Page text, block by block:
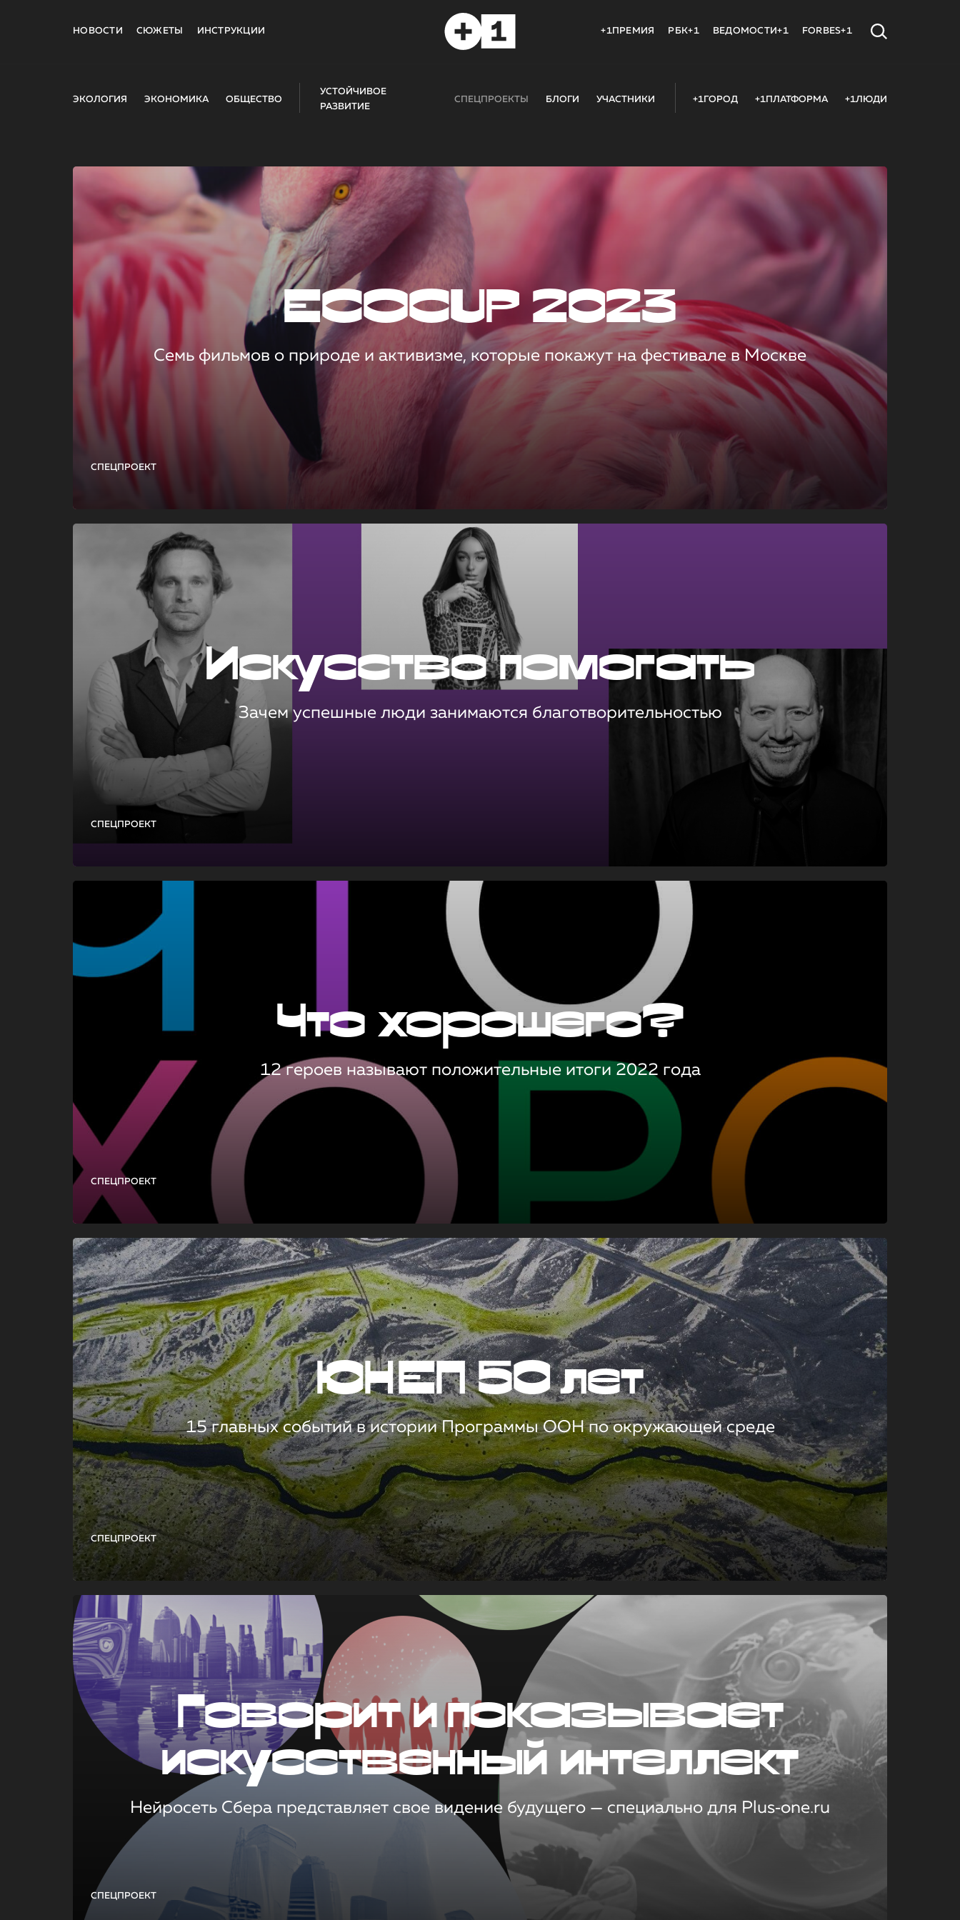
НОВОСТИ СЮЖЕТЫ ИНСТРУКЦИИ +1ПРЕМИЯ РБК+1 ВЕДОМОСТИ+1 FORBES+1
ЭКОЛОГИЯ ЭКОНОМИКА ОБЩЕСТВО
УСТОЙЧИВОЕ
РАЗВИТИЕ
СПЕЦПРОЕКТЫ БЛОГИ УЧАСТНИКИ +1ГОРОД +1ПЛАТФОРМА +1ЛЮДИ
СПЕЦПРОЕКТ
ECOCUP 2023
Семь фильмов о природе и активизме, которые покажут на фестивале в Москве
СПЕЦПРОЕКТ
Искусство помогать
Зачем успешные люди занимаются благотворительностью
СПЕЦПРОЕКТ
Что хорошего?
12 героев называют положительные итоги 2022 года
СПЕЦПРОЕКТ
ЮНЕП 50 лет
15 главных событий в истории Программы ООН по окружающей среде
СПЕЦПРОЕКТ
Говорит и показывает
искусственный интеллект
Нейросеть Сбера представляет свое видение будущего — специально для Plus‑one.ru